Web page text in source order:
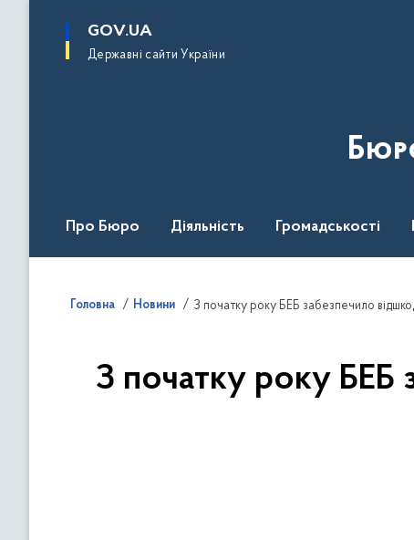
основного
GOV.UA
Державні сайти України
Про Бюро Діяльність Громадськості
Головна Новини З початку року БЕБ забезпечило
З початку року БЕБ